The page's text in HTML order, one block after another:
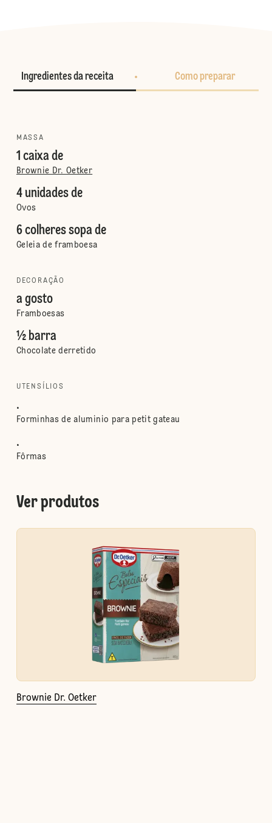
Ingredientes da receita Como preparar
MASSA
1 caixa de
Brownie Dr. Oetker
4 unidades de
Ovos
6 colheres sopa de
Geleia de framboesa
DECORAÇÃO
a gosto
Framboesas
½ barra
Chocolate derretido
UTENSÍLIOS
.
Forminhas de aluminio para petit gateau
.
Fôrmas
Ver produtos
Brownie Dr. Oetker